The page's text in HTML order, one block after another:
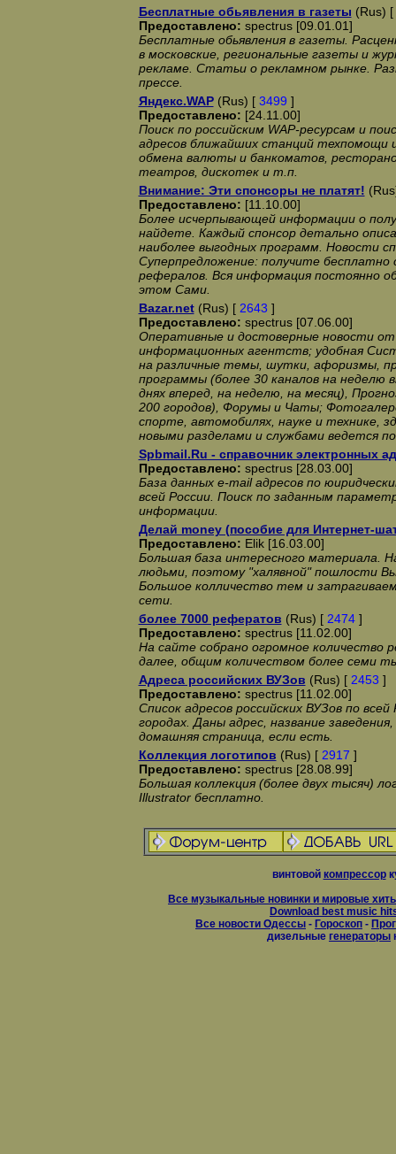
Бесплатные обьявления в газеты (Rus) [
Предоставлено: spectrus [09.01.01]
Бесплатные обьявления в газеты.
в московские, региональные газеты и
рекламе. Статьи о рекламном рынке.
прессе.
Яндекс.WAP(Rus) [ 3499 ]
Предоставлено: [24.11.00]
Поиск по российским WAP-ресурсам и
адресов ближайших станций техпомощи
обмена валюты и банкоматов,
театров, дискотек и т.п.
Внимание: Эти спонсоры не платят!
Предоставлено: [11.10.00]
Более исчерпывающей информации о
найдете. Каждый спонсор детально
наиболее выгодных программ. Новости
Суперпредложение: получите бесплатно
рефералов. Вся информация постоянно
этом Сами.
Bazar.net(Rus) [ 2643 ]
Предоставлено: spectrus [07.06.00]
Оперативные и достоверные новости от
информационных агентств; удобная
на различные темы, шутки, афоризмы,
программы (более 30 каналов на неделю
днях вперед, на неделю, на месяц),
200 городов), Форумы и Чаты;
спорте, автомобилях, науке и технике,
новыми разделами и службами ведется
Spbmail.Ru - справочник электронных
Предоставлено: spectrus [28.03.00]
База данных e-mail адресов по
всей России. Поиск по заданным
информации.
Делай money (пособие для Интернет-
Предоставлено: Elik [16.03.00]
Большая база интересного материала.
людьми, поэтому "халявной" пошлости
Большое колличество тем и
сети.
более 7000 рефератов (Rus) [ 2474]
Предоставлено: spectrus [11.02.00]
На сайте собрано огромное количество
далее, общим количеством более семи
Адреса российских ВУЗов (Rus) [ 2453 ]
Предоставлено: spectrus [11.02.00]
Список адресов российских ВУЗов по
городах. Даны адрес, название
домашняя страница, если есть.
Коллекция логотипов (Rus) [ 2917 ]
Предоставлено: spectrus [28.08.99]
Большая коллекция (более двух тысяч)
Illustrator бесплатно.
винтовой компрессор
Все музыкальные новинки и мировые
Download best music
Все новости Одессы - Гороскоп -
дизельные генераторы